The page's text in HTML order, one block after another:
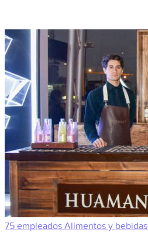
75 empleados Alimentos y bebidas